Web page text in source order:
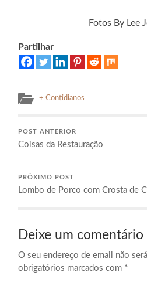
Fotos By Lee
Partilhar
+ Contidianos
POST ANTERIOR
Coisas da Restauração
PRÓXIMO POST
Lombo de Porco com Crosta de
Deixe um comentário
O seu endereço de email não
obrigatórios marcados com *